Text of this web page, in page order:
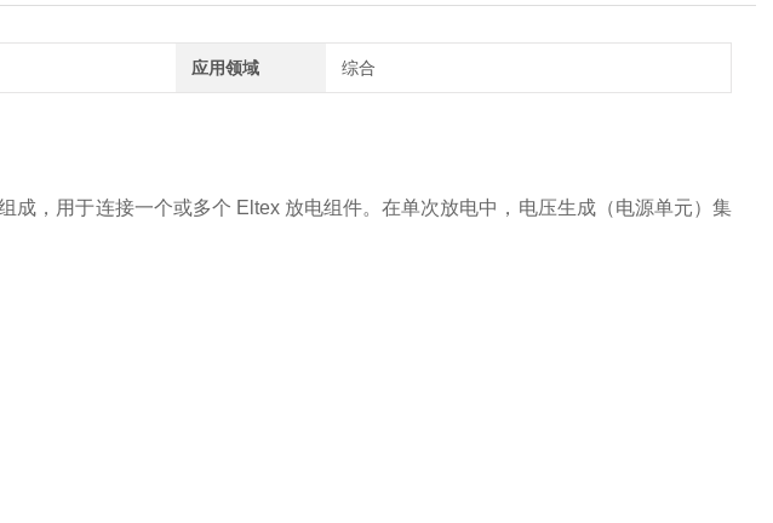
应用领域 综合
成，用于连接一个或多个 Eltex 放电组件。在单次放电中，电压生成（电源单元）集